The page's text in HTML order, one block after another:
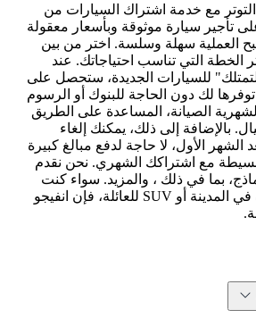
التوتر مع خدمة اشتراك السيارات من
تأجير سيارة موثوقة وبأسعار معقولة
العملية سهلة وسلسة. اختر من بين
الخطة التي تناسب احتياجاتك. عند
للسيارات الجديدة، ستحصل على
توفرها لك دون الحاجة للبنوك أو الرسوم
الصيانة، المساعدة على الطريق
بالإضافة إلى ذلك، يمكنك إلغاء
الأول، لا حاجة لدفع مبالغ كبيرة
مع اشتراكك الشهري. نحن نقدم
بما في ذلك ، والمزيد. سواء كنت
بحاجة إلى سيارة للقيادة في المدينة أو SUV للعائلة، فإن انفيجو